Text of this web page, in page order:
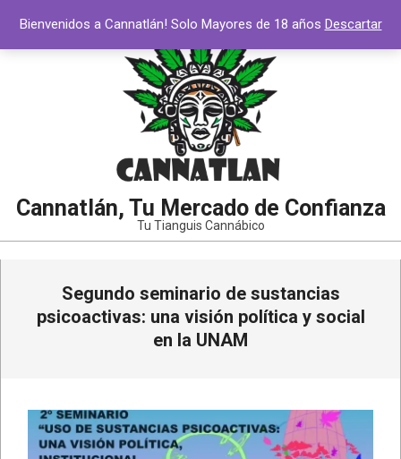
contenido
Cannatlán, Tu Mercado de Confianza
Tu Tianguis Cannábico
navegación
Segundo seminario de sustancias
psicoactivas: una visión política y social
en la UNAM
Bienvenidos a Cannatlán! Solo Mayores de 18 años Descartar